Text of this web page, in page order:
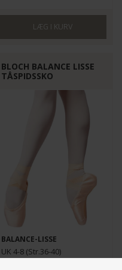
BLOCH BALANCE LISSE
TÅSPIDSSKO
BALANCE-LISSE
UK 4-8 (Str.36-40)